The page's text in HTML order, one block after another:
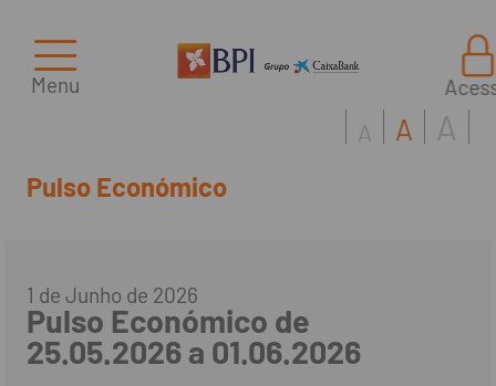
Menu
Pulso Económico
A A A
1 de Junho de 2026
Pulso Económico de
25.05.2026 a 01.06.2026